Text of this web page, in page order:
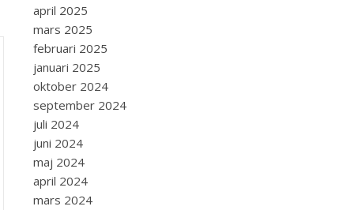
april 2025
mars 2025
februari 2025
januari 2025
oktober 2024
september 2024
juli 2024
juni 2024
maj 2024
april 2024
mars 2024